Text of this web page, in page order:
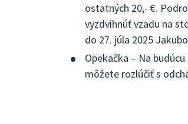
ostatných 20,- €.
vyzdvihnúť vzadu na
do 27. júla 2025
Opekačka – Na
môžete rozlúčiť s